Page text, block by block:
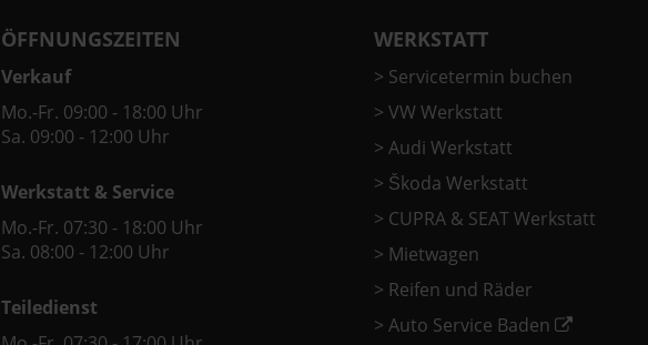
ÖFFNUNGSZEITEN
Verkauf
Mo.-Fr. 09:00 - 18:00 Uhr
Sa. 09:00 - 12:00 Uhr
Werkstatt & Service
Mo.-Fr. 07:30 - 18:00 Uhr
Sa. 08:00 - 12:00 Uhr
Teiledienst
WERKSTATT
> Servicetermin buchen
> VW Werkstatt
> Audi Werkstatt
> Škoda Werkstatt
> CUPRA & SEAT Werkstatt
> Mietwagen
> Reifen und Räder
> Auto Service Baden